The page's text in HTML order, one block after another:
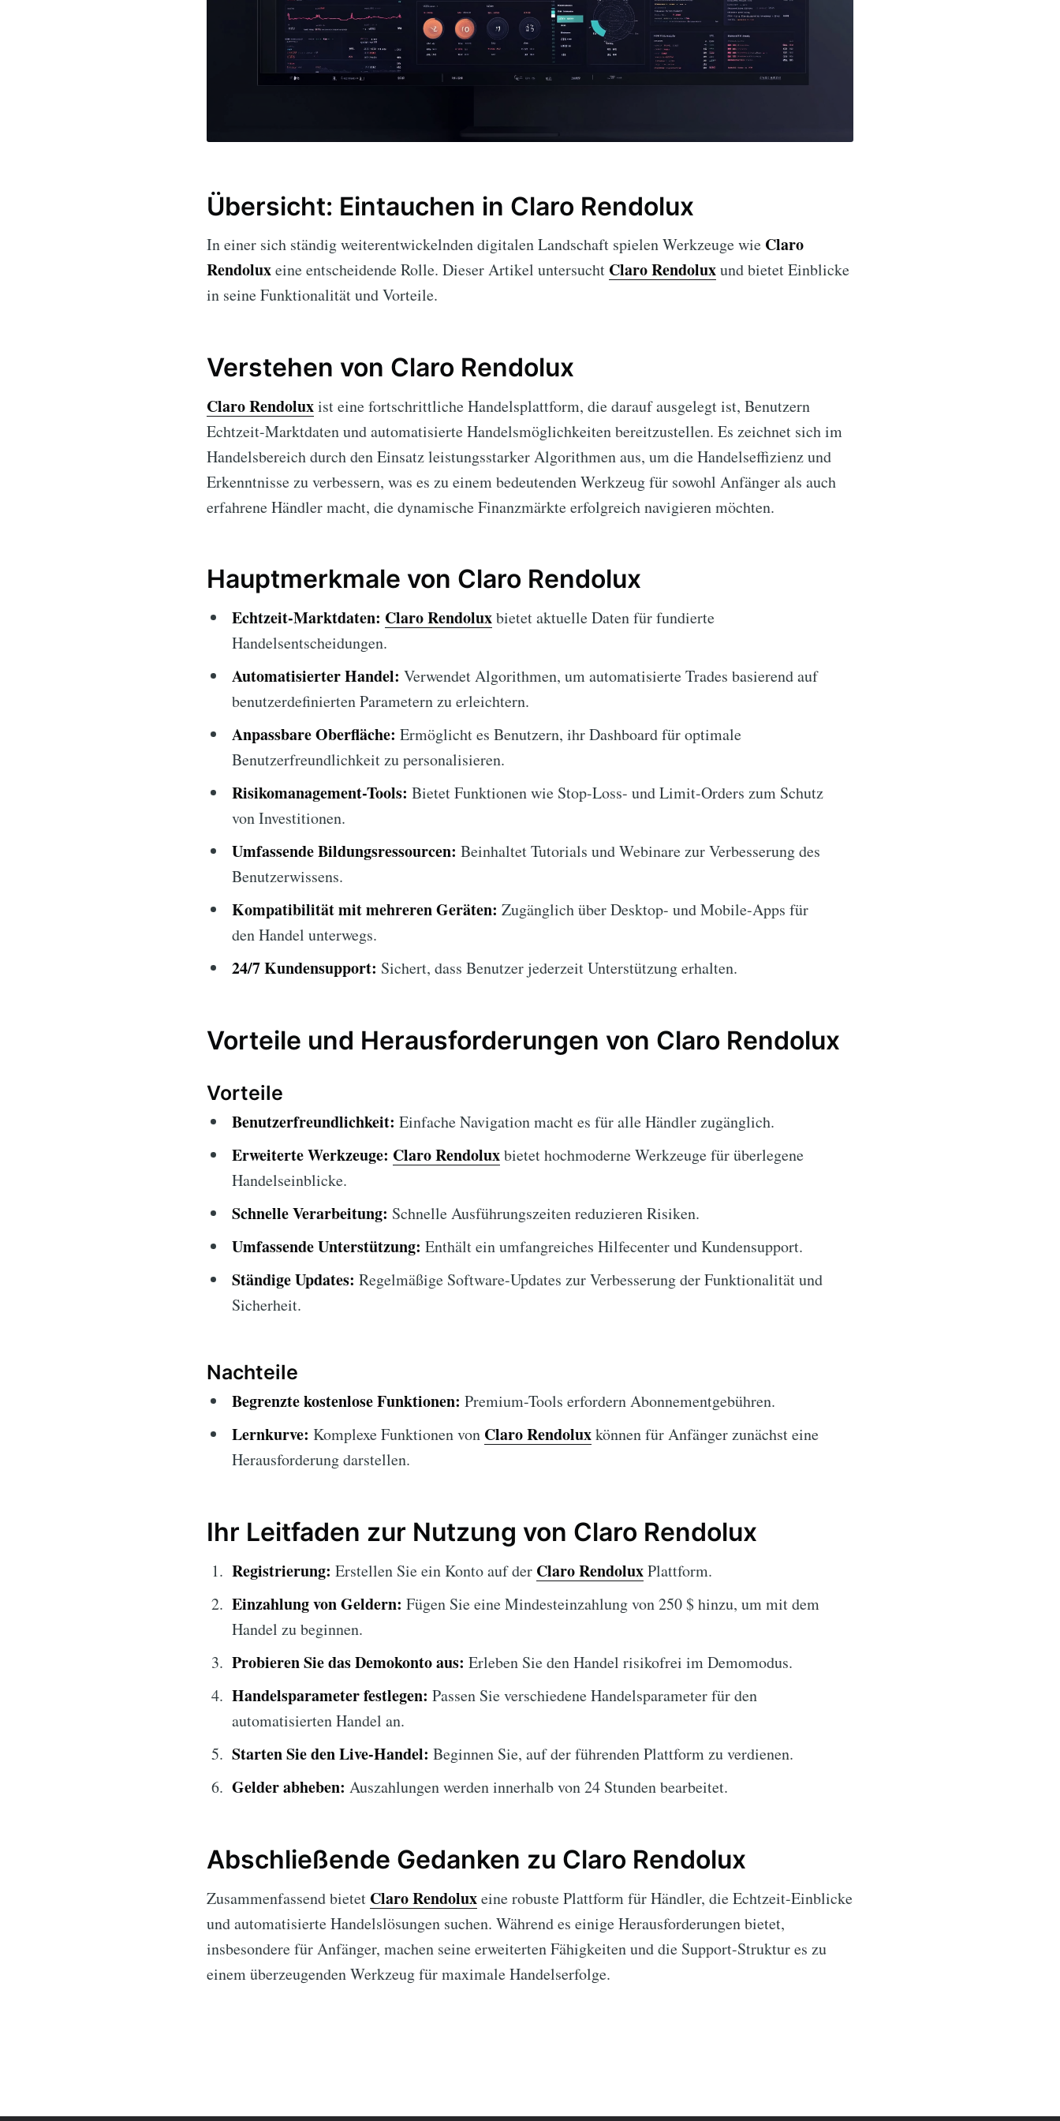
Übersicht: Eintauchen in Claro Rendolux
In einer sich ständig weiterentwickelnden digitalen Landschaft spielen Werkzeuge wie Claro
Rendoluxeine entscheidende Rolle. Dieser Artikel untersucht Claro Rendoluxund bietet Einblicke
in seine Funktionalität und Vorteile.
Verstehen von Claro Rendolux
Claro Rendoluxist eine fortschrittliche Handelsplattform, die darauf ausgelegt ist, Benutzern
Echtzeit-Marktdaten und automatisierte Handelsmöglichkeiten bereitzustellen. Es zeichnet sich im
Handelsbereich durch den Einsatz leistungsstarker Algorithmen aus, um die Handelseffizienz und
Erkenntnisse zu verbessern, was es zu einem bedeutenden Werkzeug für sowohl Anfänger als auch
erfahrene Händler macht, die dynamische Finanzmärkte erfolgreich navigieren möchten.
Hauptmerkmale von Claro Rendolux
Echtzeit-Marktdaten: Claro Rendoluxbietet aktuelle Daten für fundierte
Handelsentscheidungen.
Automatisierter Handel: Verwendet Algorithmen, um automatisierte Trades basierend auf
benutzerdefinierten Parametern zu erleichtern.
Anpassbare Oberfläche: Ermöglicht es Benutzern, ihr Dashboard für optimale
Benutzerfreundlichkeit zu personalisieren.
Risikomanagement-Tools: Bietet Funktionen wie Stop-Loss- und Limit-Orders zum Schutz
von Investitionen.
Umfassende Bildungsressourcen: Beinhaltet Tutorials und Webinare zur Verbesserung des
Benutzerwissens.
Kompatibilität mit mehreren Geräten: Zugänglich über Desktop- und Mobile-Apps für
den Handel unterwegs.
24/7 Kundensupport: Sichert, dass Benutzer jederzeit Unterstützung erhalten.
Vorteile und Herausforderungen von Claro Rendolux
Vorteile
Benutzerfreundlichkeit: Einfache Navigation macht es für alle Händler zugänglich.
Erweiterte Werkzeuge: Claro Rendoluxbietet hochmoderne Werkzeuge für überlegene
Handelseinblicke.
Schnelle Verarbeitung: Schnelle Ausführungszeiten reduzieren Risiken.
Umfassende Unterstützung: Enthält ein umfangreiches Hilfecenter und Kundensupport.
Ständige Updates: Regelmäßige Software-Updates zur Verbesserung der Funktionalität und
Sicherheit.
Nachteile
Begrenzte kostenlose Funktionen: Premium-Tools erfordern Abonnementgebühren.
Lernkurve: Komplexe Funktionen von Claro Rendoluxkönnen für Anfänger zunächst eine
Herausforderung darstellen.
Ihr Leitfaden zur Nutzung von Claro Rendolux
Registrierung: Erstellen Sie ein Konto auf der Claro RendoluxPlattform.
Einzahlung von Geldern: Fügen Sie eine Mindesteinzahlung von 250 $ hinzu, um mit dem
Handel zu beginnen.
Probieren Sie das Demokonto aus: Erleben Sie den Handel risikofrei im Demomodus.
Handelsparameter festlegen: Passen Sie verschiedene Handelsparameter für den
automatisierten Handel an.
Starten Sie den Live-Handel: Beginnen Sie, auf der führenden Plattform zu verdienen.
Gelder abheben: Auszahlungen werden innerhalb von 24 Stunden bearbeitet.
Abschließende Gedanken zu Claro Rendolux
Zusammenfassend bietet Claro Rendoluxeine robuste Plattform für Händler, die Echtzeit-Einblicke
und automatisierte Handelslösungen suchen. Während es einige Herausforderungen bietet,
insbesondere für Anfänger, machen seine erweiterten Fähigkeiten und die Support-Struktur es zu
einem überzeugenden Werkzeug für maximale Handelserfolge.